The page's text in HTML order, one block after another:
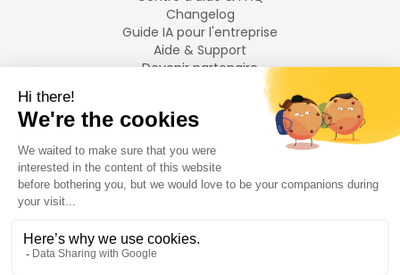
Changelog
Guide IA pour l'entreprise
Aide & Support
Devenir partenaire
LANGUES
Français
English